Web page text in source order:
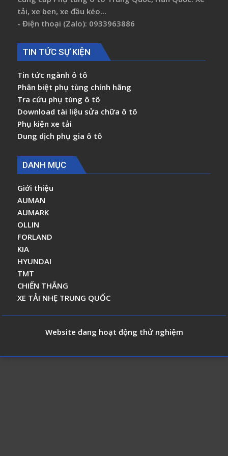
tải, xe ben, xe đầu kéo...
- Điện thoại (Zalo): 0933963886
TIN TỨC SỰ KIỆN
Tin tức ngành ô tô
Phân biệt phụ tùng chính hãng
Tra cứu phụ tùng ô tô
Download tài liệu sửa chữa ô tô
Phụ kiện xe tải
Dung dịch phụ gia ô tô
DANH MỤC
Giới thiệu
AUMAN
AUMARK
OLLIN
FORLAND
KIA
HYUNDAI
TMT
CHIẾN THẮNG
XE TẢI NHẸ TRUNG QUỐC
Website đang hoạt động thử nghiệm